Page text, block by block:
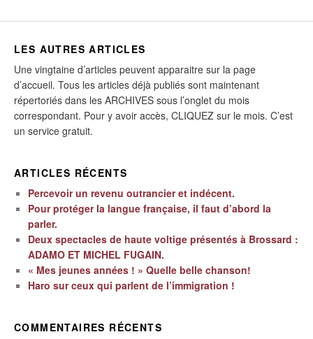
LES AUTRES ARTICLES
Une vingtaine d’articles peuvent apparaitre sur la page
d’accueil. Tous les articles déjà publiés sont maintenant
répertoriés dans les ARCHIVES sous l’onglet du mois
correspondant. Pour y avoir accès, CLIQUEZ sur le mois. C’est
un service gratuit.
ARTICLES RÉCENTS
Percevoir un revenu outrancier et indécent.
Pour protéger la langue française, il faut d’abord la
parler.
Deux spectacles de haute voltige présentés à Brossard :
ADAMO ET MICHEL FUGAIN.
« Mes jeunes années ! » Quelle belle chanson!
Haro sur ceux qui parlent de l’immigration !
COMMENTAIRES RÉCENTS